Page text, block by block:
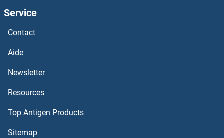
SNAI3 Anticorps
SMYD3 Anticorps
SMURF2 Anticorps
SMURF1 Anticorps
Service
Contact
Aide
Newsletter
Resources
Top Antigen Products
Sitemap